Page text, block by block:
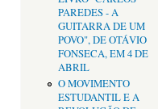
PAREDES - A
GUITARRA DE UM
POVO", DE OTÁVIO
FONSECA, EM 4 DE
ABRIL
O MOVIMENTO
ESTUDANTIL E A